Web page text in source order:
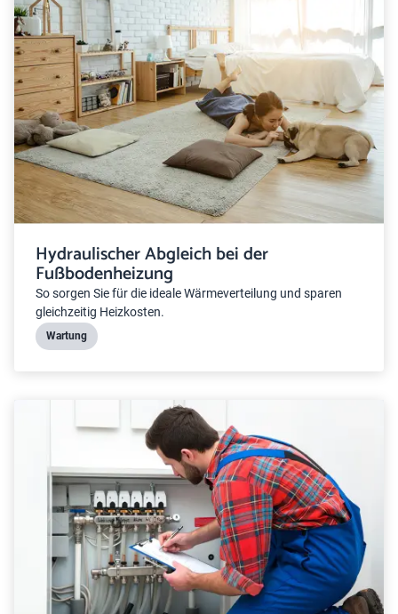
Hydraulischer Abgleich bei der
Fußbodenheizung
So sorgen Sie für die ideale Wärmeverteilung und sparen
gleichzeitig Heizkosten.
Wartung